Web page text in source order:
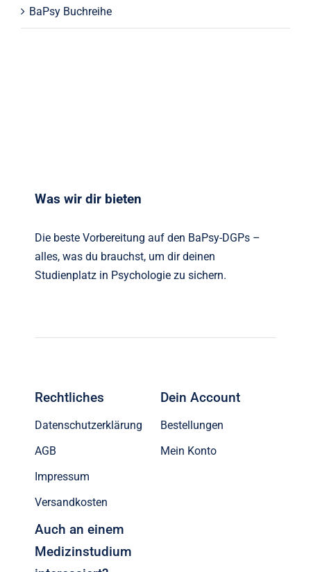
BaPsy Buchreihe
Was wir dir bieten
Die beste Vorbereitung auf den BaPsy-DGPs –
alles, was du brauchst, um dir deinen
Studienplatz in Psychologie zu sichern.
Rechtliches
Datenschutzerklärung
AGB
Impressum
Versandkosten
Dein Account
Bestellungen
Mein Konto
Auch an einem
Medizinstudium